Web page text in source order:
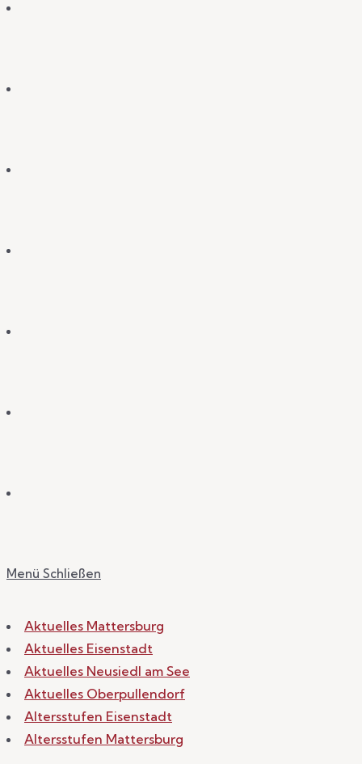
Menü Schließen
Aktuelles Mattersburg
Aktuelles Eisenstadt
Aktuelles Neusiedl am See
Aktuelles Oberpullendorf
Altersstufen Eisenstadt
Altersstufen Mattersburg